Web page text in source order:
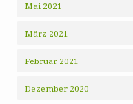
Mai 2021
März 2021
Februar 2021
Dezember 2020